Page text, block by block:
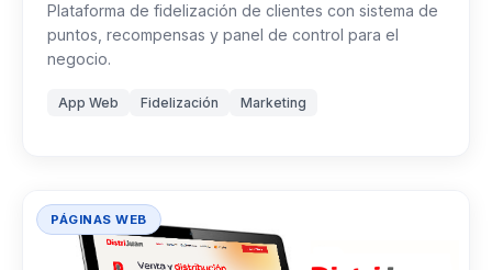
Plataforma de fidelización de clientes con sistema de
puntos, recompensas y panel de control para el
negocio.
App Web Fidelización Marketing
PÁGINAS WEB